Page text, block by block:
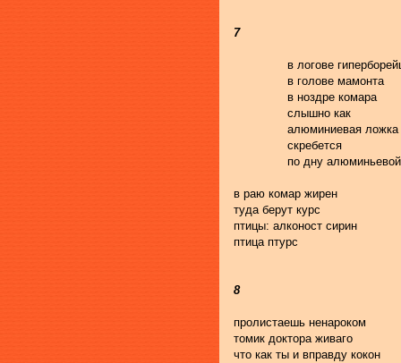
7
в логове
               в голове мамонта
               в ноздре комара
               слышно как
               алюминиевая ложка
               скребется
по дну
в раю комар жирен
туда берут курс
птицы: алконост сирин
птица птурс
8
пролистаешь ненароком
томик доктора живаго
что как ты и вправду кокон